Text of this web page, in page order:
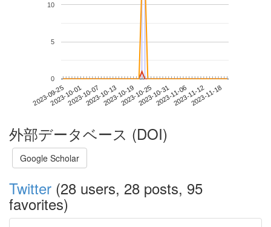
2023-09-252023-10-012023-10-072023-10-132023-10-192023-10-252023-10-312023-11-062023-11-122023-11-18
0
5
10
外部データベース (DOI)
Google Scholar
Twitter (28 users, 28 posts, 95
favorites)